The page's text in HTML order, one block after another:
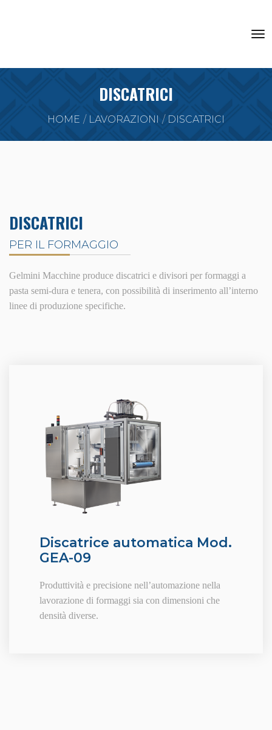
DISCATRICI
HOME LAVORAZIONI DISCATRICI
DISCATRICI
PER IL FORMAGGIO
Gelmini Macchine produce discatrici e divisori per formaggi a
pasta semi-dura e tenera, con possibilità di inserimento all’interno
linee di produzione specifiche.
Discatrice automatica Mod.
GEA-09
Produttività e precisione nell’automazione nella
lavorazione di formaggi sia con dimensioni che
densità diverse.